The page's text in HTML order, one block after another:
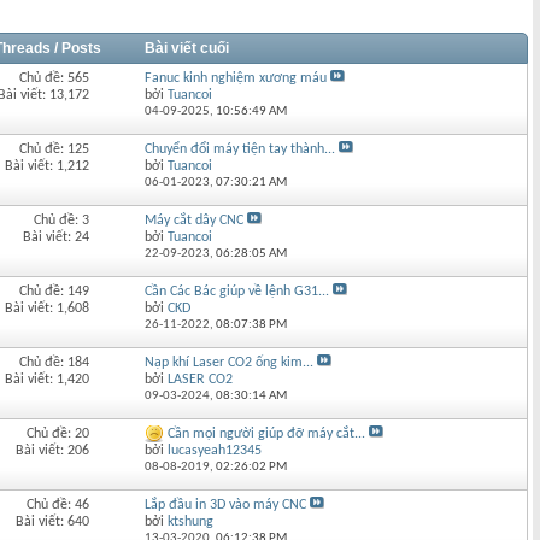
/ Posts Bài viết cuối
Chủ đề: 565
Bài viết: 13,172
Fanuc kinh nghiệm xương máu
bởiTuancoi
04-09-2025, 10:56:49 AM
Chủ đề: 125
Bài viết: 1,212
Chuyển đổi máy tiện tay thành...
bởiTuancoi
06-01-2023,07:30:21 AM
Chủ đề: 3
Bài viết: 24
Máy cắt dây CNC
bởiTuancoi
22-09-2023,06:28:05 AM
Chủ đề: 149
Bài viết: 1,608
Cần Các Bác giúp về lệnh G31...
bởiCKD
26-11-2022,08:07:38 PM
Chủ đề: 184
Bài viết: 1,420
Nạp khí Laser CO2 ống kim...
bởi LASER CO2
09-03-2024,08:30:14 AM
Chủ đề: 20
Bài viết: 206
Cần mọi người giúp đỡ máy cắt...
bởi lucasyeah12345
08-08-2019,02:26:02 PM
Chủ đề: 46
Bài viết: 640
Lắp đầu in 3D vào máy CNC
bởi ktshung